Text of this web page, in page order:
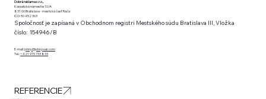
Dobrá reklama s.r.o.,
Karpatské námestie 10/A
831 06 Bratislava - mestská časť Rača
IČO: 50 452 363
Spoločnosť je zapísaná v Obchodnom registri Mestského súdu Bratislava III, Vložka
číslo: 154946/B
E-mail:johny@johnyoak.com
Tel.: +421 915 733 833
REFERENCIE